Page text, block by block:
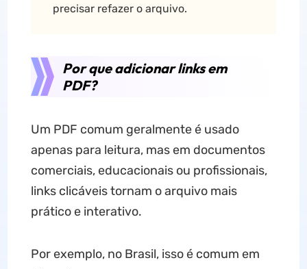
precisar refazer o arquivo.
Por que adicionar links em
PDF?
Um PDF comum geralmente é usado
apenas para leitura, mas em documentos
comerciais, educacionais ou profissionais,
links clicáveis tornam o arquivo mais
prático e interativo.
Por exemplo, no Brasil, isso é comum em